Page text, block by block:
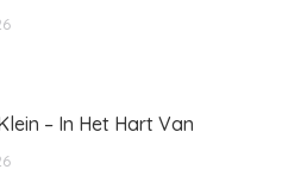
– In Het Hart Van